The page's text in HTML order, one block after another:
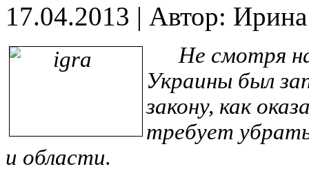
17.04.2013 | Автор:
Не смотря
Украины был
закону, как
требует
и области.